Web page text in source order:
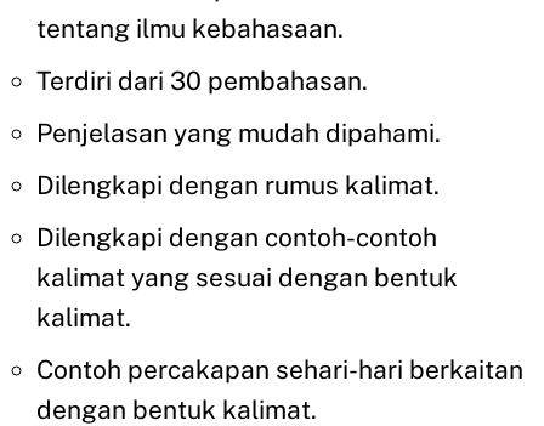
tentang ilmu kebahasaan.
Terdiri dari 30 pembahasan.
Penjelasan yang mudah dipahami.
Dilengkapi dengan rumus kalimat.
Dilengkapi dengan contoh-contoh
kalimat yang sesuai dengan bentuk
kalimat.
Contoh percakapan sehari-hari berkaitan
dengan bentuk kalimat.